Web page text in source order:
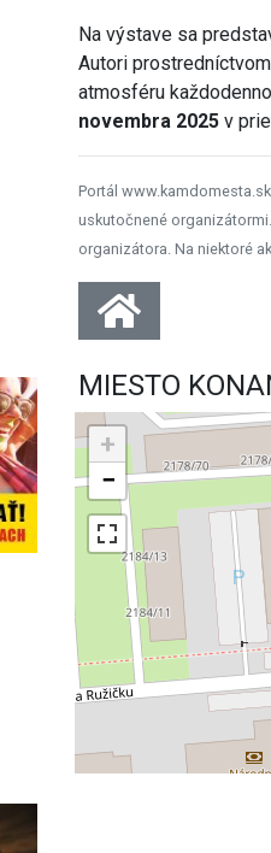
Na výstave sa
Autori
atmosféru
novembra 2025 v
Portál
uskutočnené
organizátora. Na niektoré
MIESTO
+
−